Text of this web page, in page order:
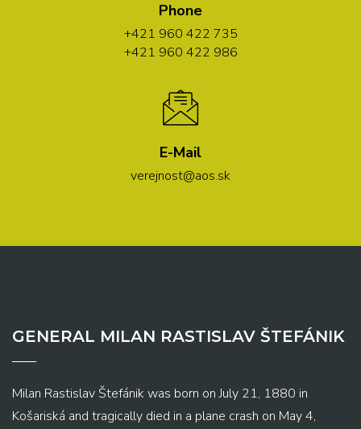
Phone
+421 960 422 735
+421 960 422 986
E-Mail
verejnost@aos.sk
GENERAL MILAN RASTISLAV ŠTEFÁNIK
Milan Rastislav Štefánik was born on July 21, 1880 in
Košariská and tragically died in a plane crash on May 4,